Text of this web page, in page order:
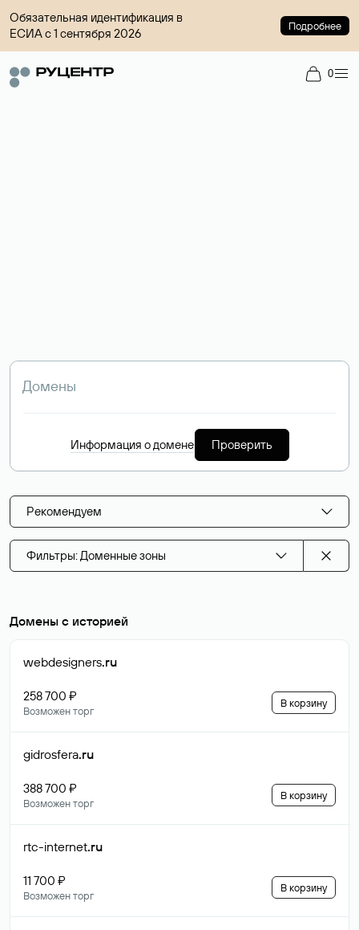
Обязательная идентификация в
ЕСИА с 1 сентября 2026
Подробнее
0
Информация о домене Проверить
Рекомендуем
Фильтры: Доменные зоны
Домены с историей
webdesigners.ru
258 700 ₽
Возможен торг
В корзину
gidrosfera.ru
388 700 ₽
Возможен торг
В корзину
rtc-internet.ru
11 700 ₽
Возможен торг
В корзину